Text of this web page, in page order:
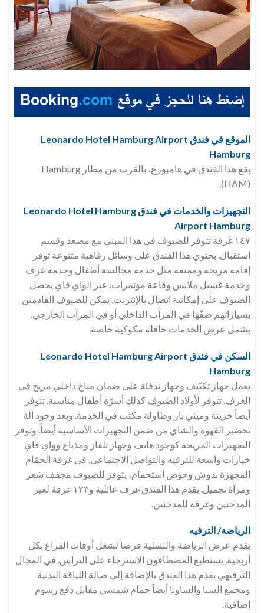
الموقع في فندق Leonardo Hotel Hamburg Airport
Hamburg
يقع هذا الفندق في هامبورغ، بالقرب من مطار Hamburg
(HAM).
التجهيزات والخدمات في فندق Leonardo Hotel Hamburg
Airport Hamburg
١٤٧ غرفة تتوفر للضيوف في هذا المبنى مع مصعد وقسم
استقبال. يحتوي هذا الفندق على وسائل رفاهية متنوعة توفر
إقامة مريحة وممتعة مثل خدمة مجالسة أطفال وخدمة غرف
وخدمة غسيل ملابس وقاعة مؤتمرات. عبر الواي فاي يحصل
الضيوف على إمكانية اتصال بالإنترنت. يمكن للضيوف القادمين
بسياراتهم صفّها في المرآب الداخلي أو في المرآب الخارجي.
يشمل عرض الخدمات حافلة مكوكية خاصة.
السكن في فندق Leonardo Hotel Hamburg Airport
Hamburg
يعمل جهاز تكيّيف وجهاز تدفئة على ضمان مناخ داخلي مريح في
الغرف. تتوفر لأولاد الضيوف كذلك أسرّة أطفال مناسبة. تتوفر
أيضاً خزينة وميني بار وطاولة مكتب في الخدمة. ويعد وجود آلة
تحضير القهوة والشاي من ضمن التجهيزات الأساسية أيضاً. وتوفر
التجهيزات المريحة كوجود هاتف وجهاز تلفاز ومذياع وواي فاي
خيارات واسعة للترفيه والتواصل الاجتماعي. في غرفة الحمّام
المجهزة بدوش وحوض استحمام، يتوفر للضيوف مجفف شعر
ومرآة تجميل. يقدم هذا الفندق غرف عائلية و١٣٣ غرفة لغير
المدخنين وغرفة للمدخنين.
الرياضة/ الترفيه
يقدم عرض الرياضة والتسلية فرصاً لشغل أوقات الفراغ بكل
أريحية. يستطيع المصطافون الاسترخاء على التراس. في المجال
الترفيهي يقدم هذا الفندق بالإضافة إلى صالة اللياقة البدنية
ومجمع السبا والساونا أيضاَ حمام شمسي مقابل دفع رسوم
إضافية.